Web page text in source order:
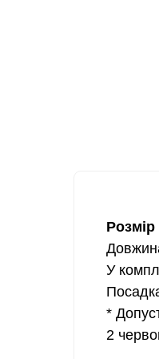
У
*
2